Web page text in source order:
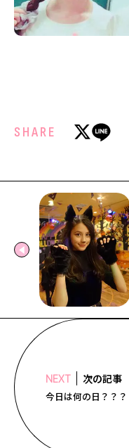
SHARE
NEXT 次の記事
今日は何の日？？？